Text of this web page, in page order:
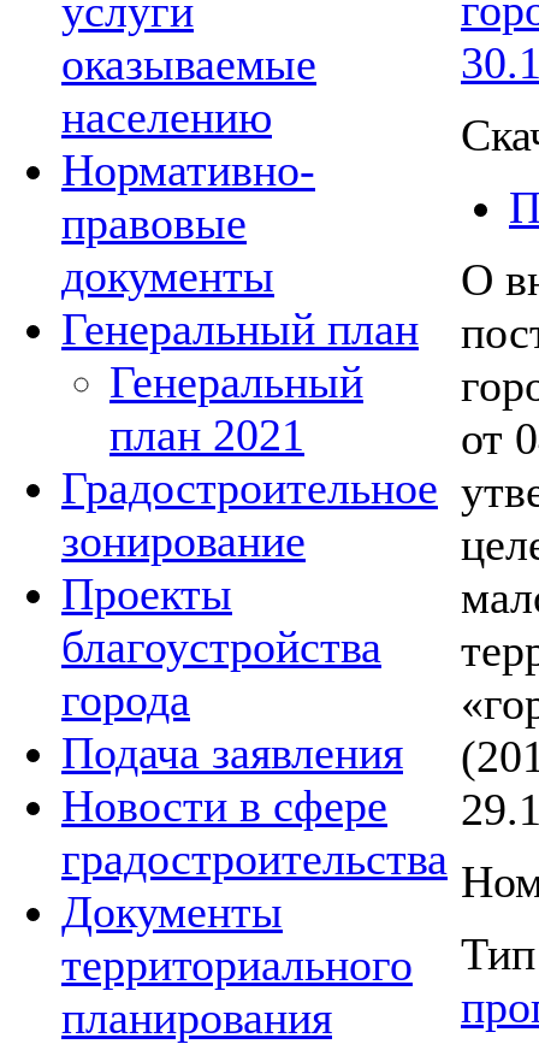
услуги
оказываемые
населению
Нормативно-
правовые
документы
Генеральный план
Генеральный
план 2021
Градостроительное
зонирование
Проекты
благоустройства
города
Подача заявления
Новости в сфере
градостроительства
Документы
территориального
планирования
О
от